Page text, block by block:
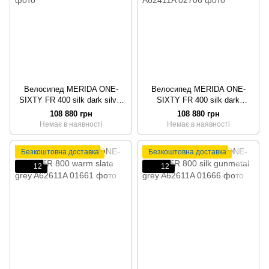
Велосипед MERIDA ONE-
SIXTY FR 400 silk dark silver
(grey/black)
108 880 грн
Немає в наявності
Велосипед MERIDA ONE-
SIXTY FR 400 silk dark
strawberry (grey/blk)
108 880 грн
Немає в наявності
Безкоштовна доставка
12
Безкоштовна доставка
12